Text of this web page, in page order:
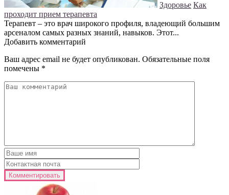
Здоровье Как
проходит прием терапевта
Терапевт – это врач широкого профиля, владеющий большим
арсеналом самых разных знаний, навыков. Этот...
Добавить комментарий
Ваш адрес email не будет опубликован. Обязательные поля
помечены *